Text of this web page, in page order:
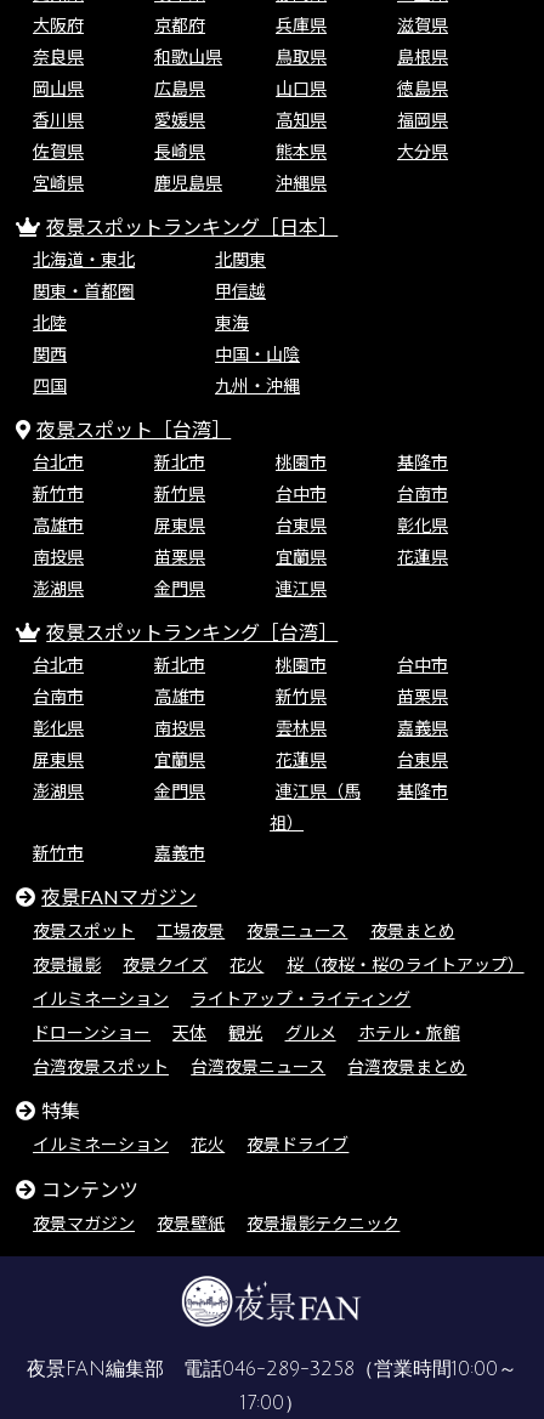
大阪府
京都府 兵庫県
滋賀県
奈良県
和歌山県 鳥取県
島根県
岡山県
広島県 山口県
徳島県
香川県
愛媛県 高知県
福岡県
佐賀県
長崎県 熊本県
大分県
宮崎県
鹿児島県 沖縄県
夜景スポットランキング［日本］
北海道・東北
北関東
関東・首都圏
甲信越
北陸
東海
関西
中国・山陰
四国
九州・沖縄
夜景スポット［台湾］
台北市 新北市 桃園市
基隆市
新竹市
新竹県 台中市
台南市
高雄市
屏東県 台東県
彰化県
南投県
苗栗県 宜蘭県
花蓮県
澎湖県
金門県 連江県
夜景スポットランキング［台湾］
台北市 新北市 桃園市
台中市
台南市
高雄市 新竹県
苗栗県
彰化県
南投県 雲林県
嘉義県
屏東県
宜蘭県 花蓮県
台東県
澎湖県
金門県
連江県（馬
祖）
基隆市
新竹市 嘉義市
夜景FANマガジン
夜景スポット 工場夜景 夜景ニュース
夜景まとめ
夜景撮影
夜景クイズ 花火
桜（夜桜・桜のライトアップ）
イルミネーション
ライトアップ・ライティング
ドローンショー
天体 観光 グルメ
ホテル・旅館
台湾夜景スポット
台湾夜景ニュース 台湾夜景まとめ
特集
イルミネーション 花火 夜景ドライブ
コンテンツ
夜景マガジン 夜景壁紙 夜景撮影テクニック
夜景FAN編集部 電話046-289-3258 （営業時間10:00～
17:00）